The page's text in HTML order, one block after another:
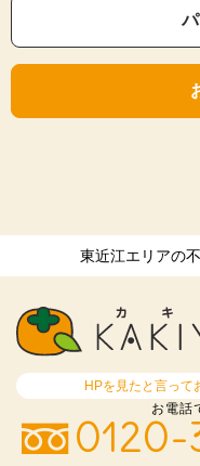
東近江エリアの
HPを見たと言って
お電話